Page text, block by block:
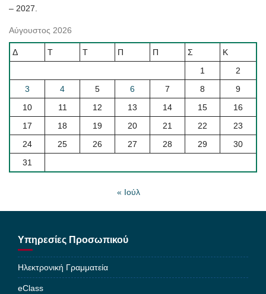
– 2027.
Αύγουστος 2026
Δ Τ Τ Π Π Σ
Κ
1
2
3
4 5 6 7 8
9
10
11 12 13 14 15
16
17
18 19 20 21 22
23
24
25 26 27 28 29
30
31
« Ιούλ
Υπηρεσίες Προσωπικού
Ηλεκτρονική Γραμματεία
eClass